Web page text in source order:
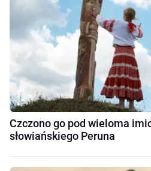
Czczono go pod wieloma
słowiańskiego Peruna